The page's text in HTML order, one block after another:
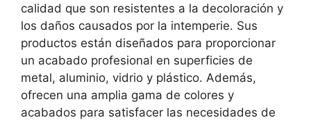
calidad que son resistentes a la decoloración y
los daños causados por la intemperie. Sus
productos están diseñados para proporcionar
un acabado profesional en superficies de
metal, aluminio, vidrio y plástico. Además,
ofrecen una amplia gama de colores y
acabados para satisfacer las necesidades de